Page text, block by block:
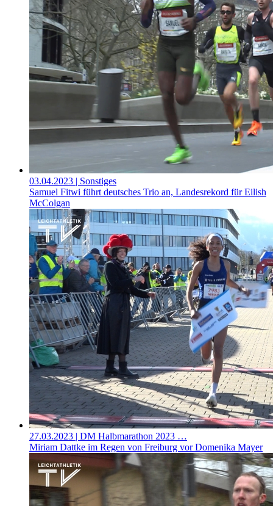
03.04.2023 | Sonstiges
Samuel Fitwi führt deutsches Trio an, Landesrekord für Eilish
McColgan
27.03.2023 | DM Halbmarathon 2023 …
Miriam Dattke im Regen von Freiburg vor Domenika Mayer